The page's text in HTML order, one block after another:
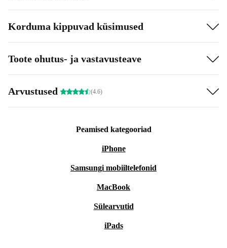
Korduma kippuvad küsimused
Toote ohutus- ja vastavusteave
Arvustused (4.6)
Peamised kategooriad
iPhone
Samsungi mobiiltelefonid
MacBook
Sülearvutid
iPads